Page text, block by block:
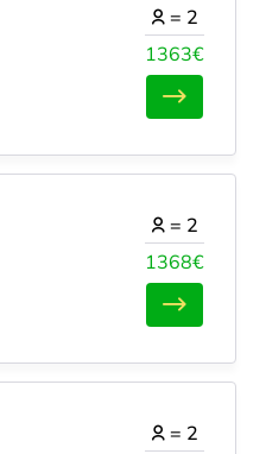
1363€
= 2
1368€
= 2
= 2